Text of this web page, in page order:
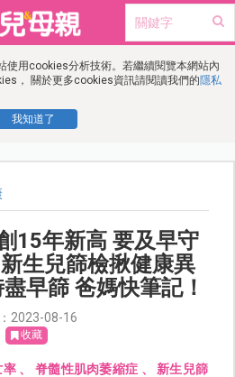
使用cookies分析技術。若繼續閱覽本網站內
， 關於更多cookies資訊請閱讀我們的隱私
我知道了
15年新高 要及早守
生兒篩檢揪健康異
早篩 爸媽快筆記！
2023-08-16
收藏
率 、 脊髓性肌肉萎縮症 、 新生兒篩